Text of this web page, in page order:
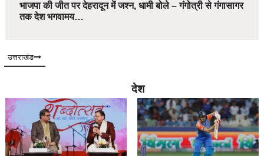
भाजपा की जीत पर देहरादून में जश्न, धामी बोले – गंगोत्री से गंगासागर
तक देश भगवामय…
उत्तराखंड
देश